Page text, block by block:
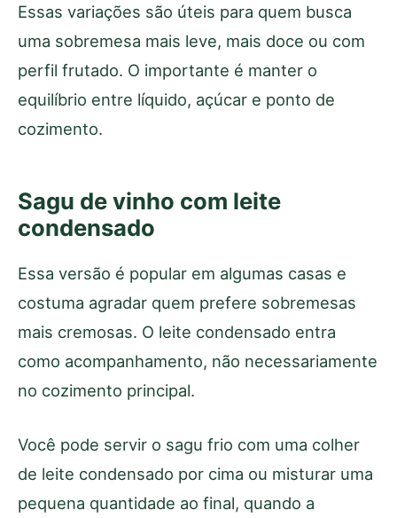
Essas variações são úteis para quem busca
uma sobremesa mais leve, mais doce ou com
perfil frutado. O importante é manter o
equilíbrio entre líquido, açúcar e ponto de
cozimento.
Sagu de vinho com leite
condensado
Essa versão é popular em algumas casas e
costuma agradar quem prefere sobremesas
mais cremosas. O leite condensado entra
como acompanhamento, não necessariamente
no cozimento principal.
Você pode servir o sagu frio com uma colher
de leite condensado por cima ou misturar uma
pequena quantidade ao final, quando a